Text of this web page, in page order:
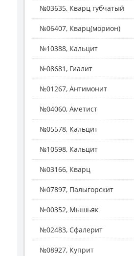
№03635, Кварц губчатый
№06407, Кварц(морион)
№10388, Кальцит
№08681, Гиалит
№01267, Антимонит
№04060, Аметист
№05578, Кальцит
№10598, Кальцит
№03166, Кварц
№07897, Палыгорскит
№00352, Мышьяк
№02483, Сфалерит
№08927, Куприт